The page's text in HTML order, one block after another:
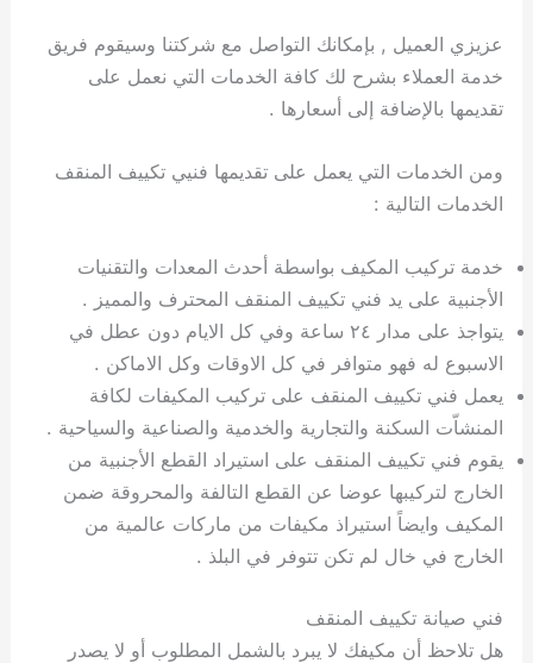
عزيزي العميل , بإمكانك التواصل مع شركتنا وسيقوم فريق
خدمة العملاء بشرح لك كافة الخدمات التي نعمل على
تقديمها بالإضافة إلى أسعارها .
ومن الخدمات التي يعمل على تقديمها فنيي تكييف المنقف
الخدمات التالية :
خدمة تركيب المكيف بواسطة أحدث المعدات والتقنيات
الأجنبية على يد فني تكييف المنقف المحترف والمميز .
يتواجذ على مدار ٢٤ ساعة وفي كل الايام دون عطل في
الاسبوع له فهو متوافر في كل الاوقات وكل الاماكن .
يعمل فني تكييف المنقف على تركيب المكيفات لكافة
المنشاّت السكنة والتجارية والخدمية والصناعية والسياحية .
يقوم فني تكييف المنقف على استيراد القطع الأجنبية من
الخارج لتركيبها عوضا عن القطع التالفة والمحروقة ضمن
المكيف وايضاً استيراذ مكيفات من ماركات عالمية من
الخارج في خال لم تكن تتوفر في البلذ .
فني صيانة تكييف المنقف
هل تلاحظ أن مكيفك لا يبرد بالشمل المطلوب أو لا يصدر